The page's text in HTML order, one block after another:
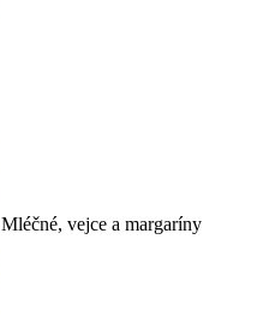
Mléčné, vejce a margaríny